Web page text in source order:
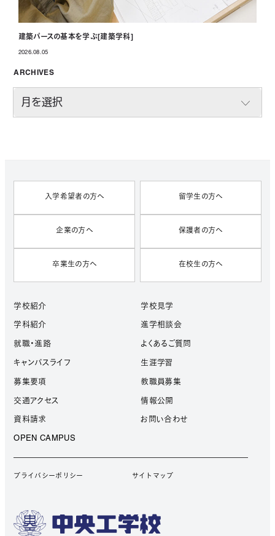
建築パースの基本を学ぶ[建築学科]
2026.08.05
ARCHIVES
入学希望者の方へ 留学生の方へ
企業の方へ 保護者の方へ
卒業生の方へ 在校生の方へ
学校紹介
学科紹介
就職・進路
キャンパスライフ
募集要項
交通アクセス
資料請求
OPEN CAMPUS
学校見学
進学相談会
よくあるご質問
生涯学習
教職員募集
情報公開
お問い合わせ
プライバシーポリシー サイトマップ